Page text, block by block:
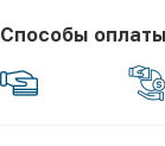
Способы оплаты